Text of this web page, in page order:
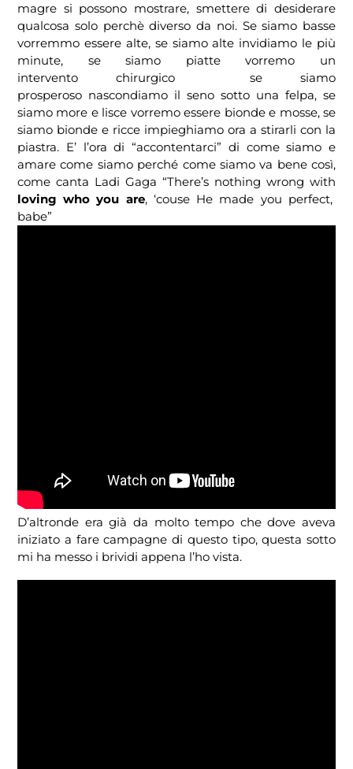
magre si possono mostrare, smettere di desiderare
qualcosa solo perchè diverso da noi. Se siamo basse
vorremmo essere alte, se siamo alte invidiamo le più
minute, se siamo piatte vorremo un
intervento chirurgico se siamo
prosperoso nascondiamo il seno sotto una felpa, se
siamo more e lisce vorremo essere bionde e mosse, se
siamo bionde e ricce impieghiamo ora a stirarli con la
piastra. E’ l’ora di “accontentarci” di come siamo e
amare come siamo perché come siamo va bene così,
come canta Ladi Gaga “There’s nothing wrong with
loving who you are, ‘couse He made you perfect,
babe”
D’altronde era già da molto tempo che dove aveva
iniziato a fare campagne di questo tipo, questa sotto
mi ha messo i brividi appena l’ho vista.